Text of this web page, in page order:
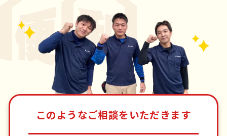
このようなご相談をいただきます